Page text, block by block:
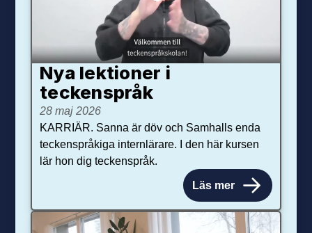
Nya lektioner i
teckenspråk
28 maj 2026
KARRIÄR. Sanna är döv och Samhalls enda
teckenspråkiga internlärare. I den här kursen
lär hon dig teckenspråk.
Läs mer